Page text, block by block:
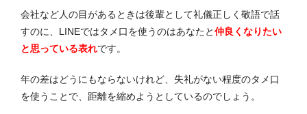
会社など人の目があるときは後輩として礼儀正しく敬語で話
すのに、LINEではタメ口を使うのはあなたと仲良くなりたい
と思っている表れです。
年の差はどうにもならないけれど、失礼がない程度のタメ口
を使うことで、距離を縮めようとしているのでしょう。